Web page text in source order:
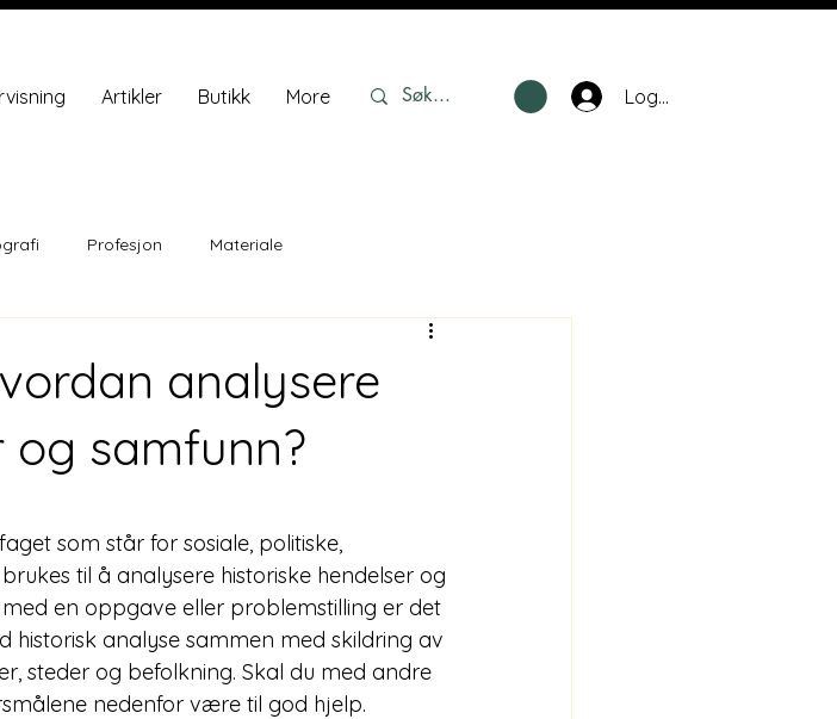
Artikler Butikk More Logg inn
Profesjon Materiale
analysere
og samfunn?
som står for sosiale, politiske,
til å analysere historiske hendelser og
en oppgave eller problemstilling er det
analyse sammen med skildring av
steder og befolkning. Skal du med andre
nedenfor være til god hjelp.